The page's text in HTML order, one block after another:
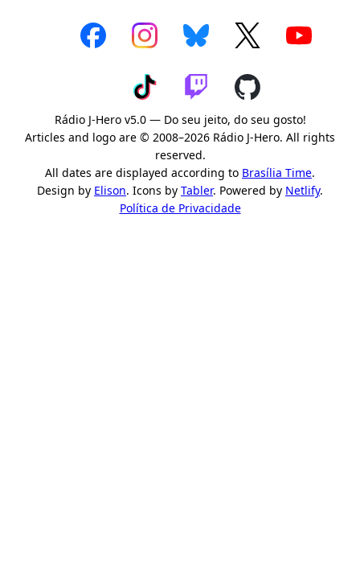
Rádio J-Hero v5.0 — Do seu jeito, do seu gosto!
Articles and logo are © 2008–2026 Rádio J-Hero. All rights
reserved.
All dates are displayed according to Brasília Time.
Design by Elison. Icons by Tabler. Powered by Netlify.
Política de Privacidade